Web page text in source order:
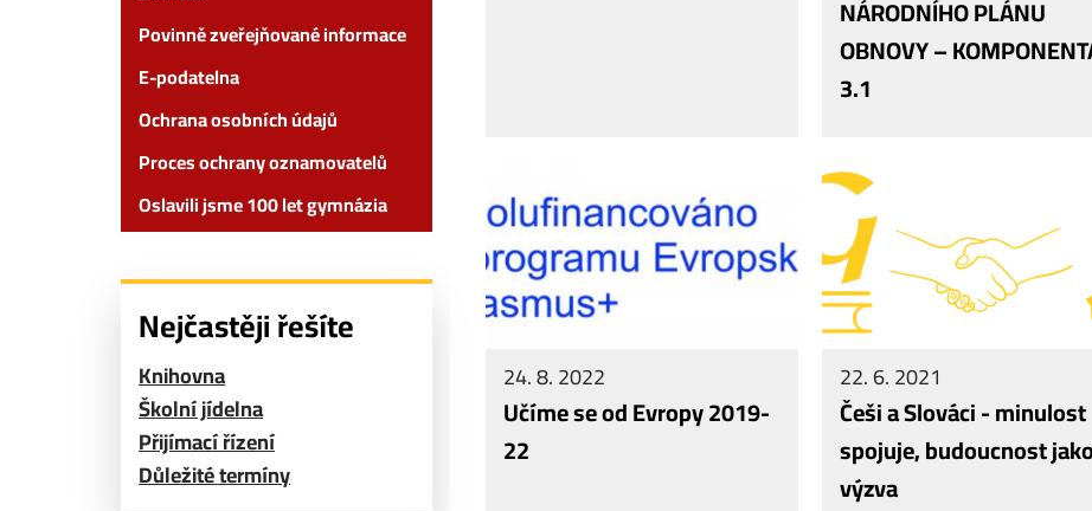
Povinně zveřejňované informace
E-podatelna
Ochrana osobních údajů
Proces ochrany oznamovatelů
Oslavili jsme 100 let gymnázia
Nejčastěji řešíte
Knihovna
Školní jídelna
Přijímací řízení
Důležité termíny
NÁRODNÍHO PLÁNU
OBNOVY –
3.1
24. 8. 2022
Učíme se od Evropy 2019-
22
22. 6. 2021
Češi a Slováci - minulost
spojuje, budoucnost jako
výzva